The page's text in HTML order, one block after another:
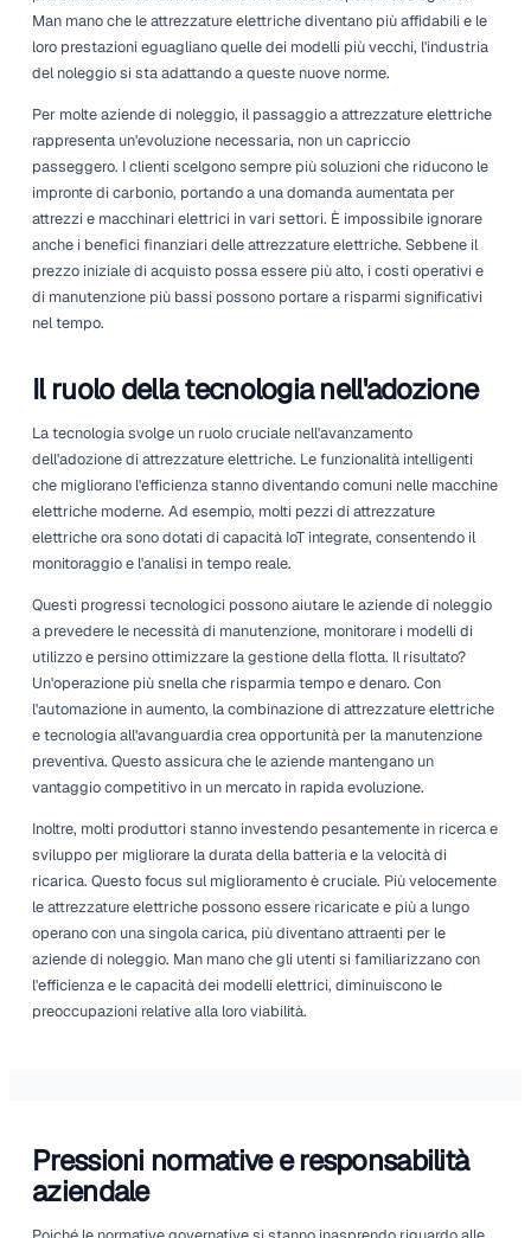
Il passaggio del settore del noleggio verso attrezzature
sta infatti accelerando. Con l'evoluzione delle domande
ripensando le loro offerte di attrezzature. Le innovazioni
tecnologiche, insieme a una crescente consapevolezza
questioni ambientali, hanno catalizzato questo slancio.
Negli ultimi anni, più aziende di noleggio hanno ampliato
flotte per includere versioni elettriche di attrezzature
tradizionalmente alimentate a gas. Questa transizione
preferenze dei consumatori che favoriscono opzioni
Man mano che le attrezzature elettriche diventano più
loro prestazioni eguagliano quelle dei modelli più vecchi,
del noleggio si sta adattando a queste nuove norme.
Per molte aziende di noleggio, il passaggio a
rappresenta un'evoluzione necessaria, non un capriccio
impronte di carbonio, portando a una domanda
attrezzi e macchinari elettrici in vari settori. È
anche i benefici finanziari delle attrezzature elettriche.
prezzo iniziale di acquisto possa essere più alto, i costi
di manutenzione più bassi possono portare a risparmi
nel tempo.
Il ruolo della tecnologia
La tecnologia svolge un ruolo cruciale nell'avanzamento
dell'adozione di attrezzature elettriche. Le funzionalità
che migliorano l'efficienza stanno diventando comuni
elettriche moderne. Ad esempio, molti pezzi di
a prevedere le necessità di manutenzione, monitorare i
utilizzo e persino ottimizzare la gestione della flotta. Il